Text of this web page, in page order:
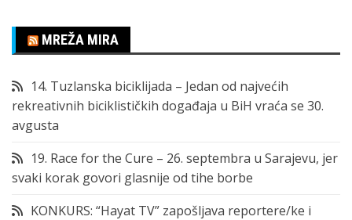
MREŽA MIRA
14. Tuzlanska biciklijada – Jedan od najvećih
rekreativnih biciklističkih događaja u BiH vraća se 30.
avgusta
19. Race for the Cure – 26. septembra u Sarajevu, jer
svaki korak govori glasnije od tihe borbe
KONKURS: “Hayat TV” zapošljava reportere/ke i